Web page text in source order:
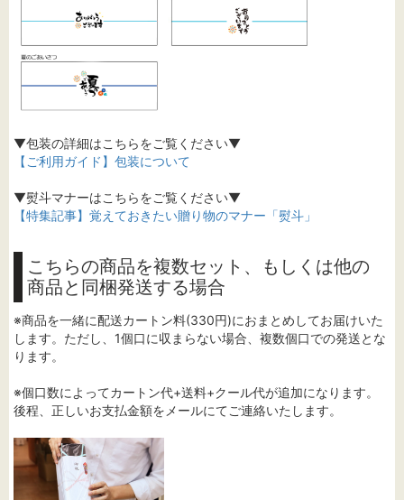
▼包装の詳細はこちらをご覧ください▼
【ご利用ガイド】包装について
▼熨斗マナーはこちらをご覧ください▼
【特集記事】覚えておきたい贈り物のマナー「熨斗」
こちらの商品を複数セット、もしくは他の
商品と同梱発送する場合
※商品を一緒に配送カートン料(330円)におまとめしてお届けいた
します。ただし、1個口に収まらない場合、複数個口での発送とな
ります。
※個口数によってカートン代+送料+クール代が追加になります。
後程、正しいお支払金額をメールにてご連絡いたします。